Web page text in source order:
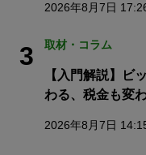
2026年8月7日
3 取材・コラム
【入門解説】ビ
わる、税金も変
2026年8月7日